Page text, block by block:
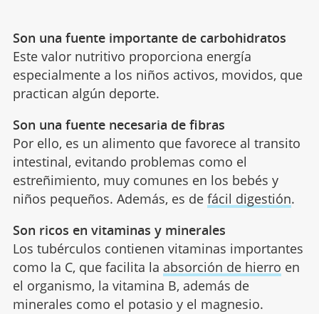
Son una fuente importante de carbohidratos
Este valor nutritivo proporciona energía
especialmente a los niños activos, movidos, que
practican algún deporte.
Son una fuente necesaria de fibras
Por ello, es un alimento que favorece al transito
intestinal, evitando problemas como el
estreñimiento, muy comunes en los bebés y
niños pequeños. Además, es de fácil digestión.
Son ricos en vitaminas y minerales
Los tubérculos contienen vitaminas importantes
como la C, que facilita la absorción de hierro en
el organismo, la vitamina B, además de
minerales como el potasio y el magnesio.